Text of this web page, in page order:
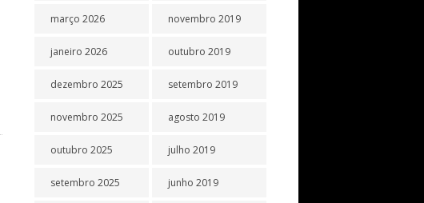
março 2026
janeiro 2026
dezembro 2025
novembro 2025
outubro 2025
setembro 2025
novembro 2019
outubro 2019
setembro 2019
agosto 2019
julho 2019
junho 2019